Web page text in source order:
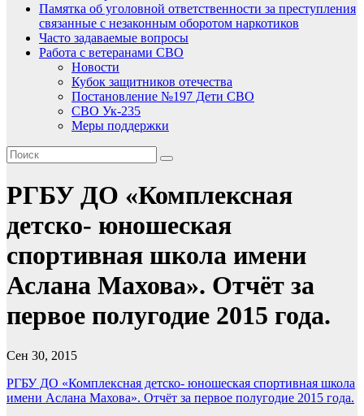
Памятка об уголовной ответственности за преступления
связанные с незаконным оборотом наркотиков
Часто задаваемые вопросы
Работа с ветеранами СВО
Новости
Кубок защитников отечества
Постановление №197 Дети СВО
СВО Ук-235
Меры поддержки
РГБУ ДО «Комплексная
детско- юношеская
спортивная школа имени
Аслана Махова». Отчёт за
первое полугодие 2015 года.
Сен 30, 2015
РГБУ ДО «Комплексная детско- юношеская спортивная школа
имени Аслана Махова». Отчёт за первое полугодие 2015 года.